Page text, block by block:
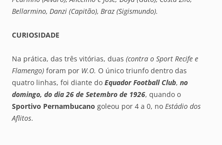
Bellarmino, Danzi (Capitão), Braz (Sigismundo).
CURIOSIDADE
Na prática, das três vitórias, duas (contra o Sport Recife e
Flamengo) foram por W.O. O único triunfo dentro das
quatro linhas, foi diante do Equador Football Club, no
domingo, do dia 26 de Setembro de 1926, quando o
Sportivo Pernambucano goleou por 4 a 0, no Estádio dos
Aflitos.